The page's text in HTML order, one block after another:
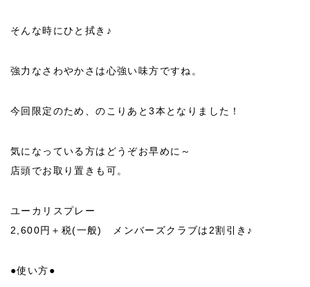
そんな時にひと拭き♪
強力なさわやかさは心強い味方ですね。
今回限定のため、のこりあと3本となりました！
気になっている方はどうぞお早めに～
店頭でお取り置きも可。
ユーカリスプレー
2,600円＋税(一般) メンバーズクラブは2割引き♪
●使い方●